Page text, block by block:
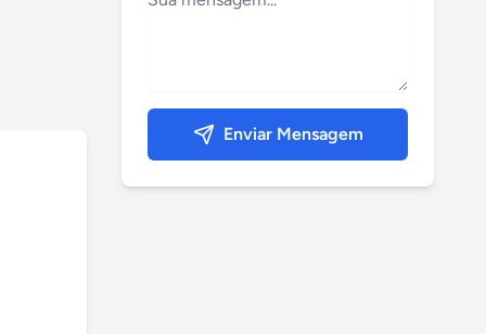
Enviar Mensagem